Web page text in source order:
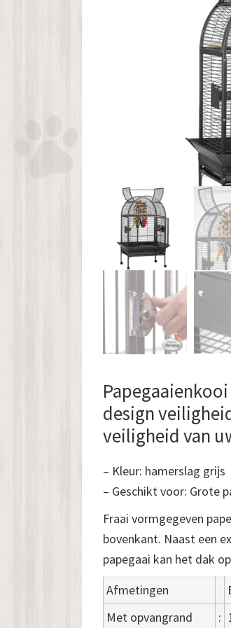
design
veiligheid van
– Kleur: hamerslag grijs
– Geschikt voor: Grote
Fraai vormgegeven
bovenkant. Naast een
papegaai kan het dak
Afmetingen
Met opvangrand
: